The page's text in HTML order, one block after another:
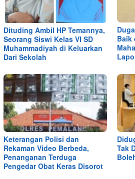
Dituding Ambil HP Temannya,
Seorang Siswi Kelas VI SD
Muhammadiyah di Keluarkan
Dari Sekolah
Baik
Keterangan Polisi dan
Rekaman Video Berbeda,
Penanganan Terduga
Pengedar Obat Keras Disorot
Tak